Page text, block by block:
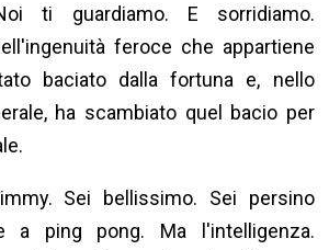
ti guardiamo. E sorridiamo.
feroce che appartiene
baciato dalla fortuna e, nello
ha scambiato quel bacio per
Sei bellissimo. Sei persino
a ping pong. Ma l'intelligenza.